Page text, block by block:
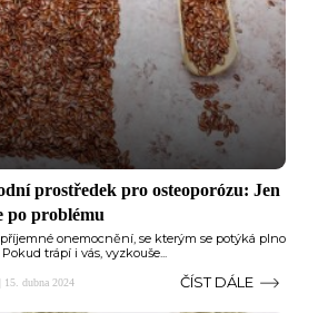
prostředek pro osteoporózu: Jen
po problému
onemocnění, se kterým se potýká plno
trápí i vás, vyzkouše...
15. dubna 2024 ČÍST DÁLE